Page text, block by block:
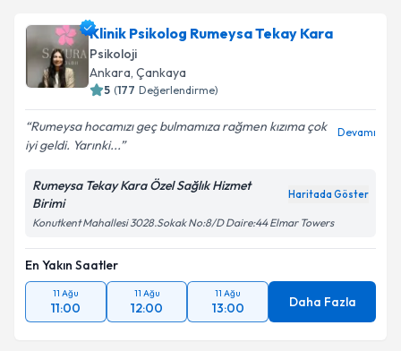
takvim hazırlandığında e-posta ile bilgilendireceğiz.
E-posta Adresiniz
'ni okudum ve kişisel verilerimin belirtilen
kapsamda işlenmesini kabul ediyorum.
Takvim Talebini Gönder
Klinik Psikolog Rumeysa Tekay Kara
Psikoloji
Ankara, Çankaya
5 (177 Değerlendirme)
Rumeysa hocamızı geç bulmamıza rağmen kızıma çok
iyi geldi. Yarınki...
Devamı
Rumeysa Tekay Kara Özel Sağlık Hizmet
Birimi
Haritada Göster
Konutkent Mahallesi 3028.Sokak No:8/D Daire:44 Elmar Towers
En Yakın Saatler
11 Ağu
11:00
11 Ağu
12:00
11 Ağu
13:00 Daha Fazla